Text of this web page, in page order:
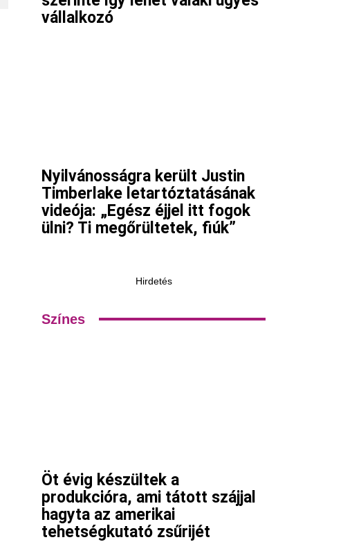
vállalkozó
Nyilvánosságra került Justin
Timberlake letartóztatásának
videója: „Egész éjjel itt fogok
ülni? Ti megőrültetek, fiúk”
Hirdetés
Színes
Öt évig készültek a
produkcióra, ami tátott szájjal
hagyta az amerikai
tehetségkutató zsűrijét